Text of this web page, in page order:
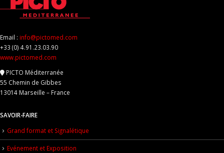
Email : info@pictomed.com
+33 (0) 4.91.23.03.90
www.pictomed.com
PICTO Méditerranée
55 Chemin de Gibbes
13014 Marseille – France
SAVOIR-FAIRE
Grand format et Signalétique
Evénement et Exposition